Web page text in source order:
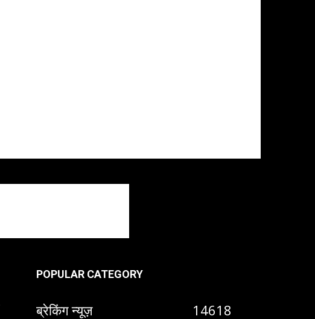
POPULAR CATEGORY
ब्रेकिंग न्यूज़ 14618